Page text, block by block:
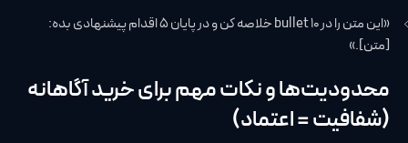
«این متن را در ۱۰ bullet خلاصه کن و در پایان ۵ اقدام پیشنهادی بده:
[متن].»
محدودیت‌ها و نکات مهم برای خرید آگاهانه
(شفافیت = اعتماد)